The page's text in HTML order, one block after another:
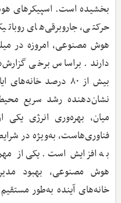
بخشیده است. اسپیکرهای
حرکتی، جاروبرقی‌های
هوش مصنوعی، امروزه در
دارند. براساس برخی
بیش از ۸۰ درصد
نشان‌دهنده رشد سریع
میان، بهره‌وری انرژی یکی
فناوری‌هاست، به‌ویژه در
به افزایش است. یکی از
هوش مصنوعی، بهبود
خانه‌های آینده به‌طور